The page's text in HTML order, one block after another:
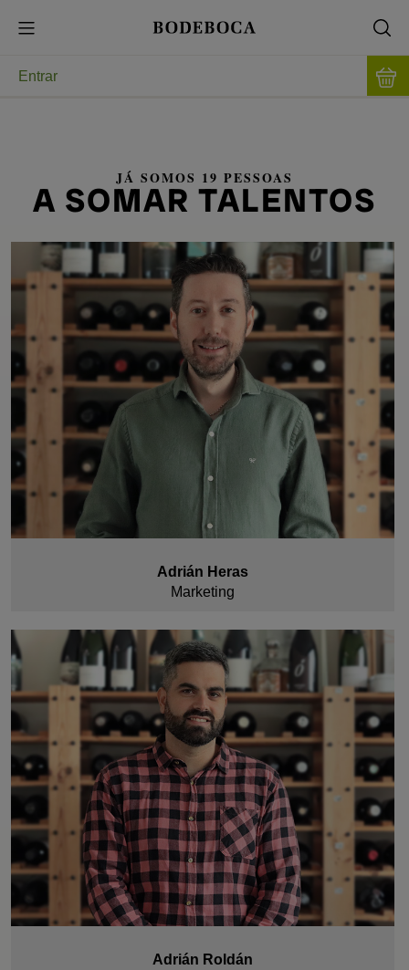
Entrar
JÁ SOMOS 19 PESSOAS
A SOMAR TALENTOS
Adrián Heras
Marketing
Adrián Roldán